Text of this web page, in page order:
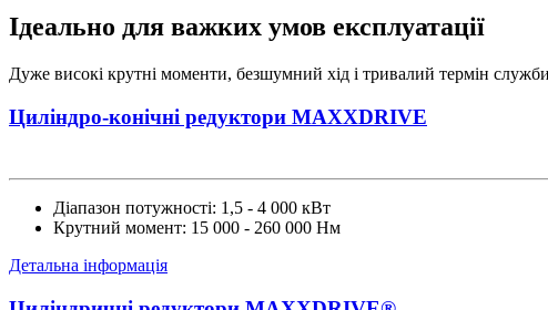
Ідеально для важких умов експлуатації
Дуже високі крутні моменти, безшумний хід і тривалий термін
Циліндро-конічні редуктори MAXXDRIVE
Діапазон потужності: 1,5 - 4 000 кВт
Крутний момент: 15 000 - 260 000 Нм
Детальна інформація